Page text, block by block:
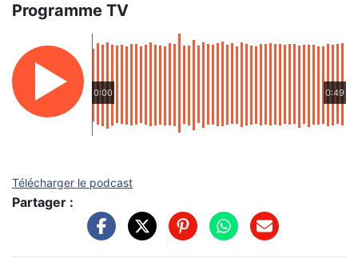
Programme TV
0:00 0:49
Télécharger le podcast
Partager :